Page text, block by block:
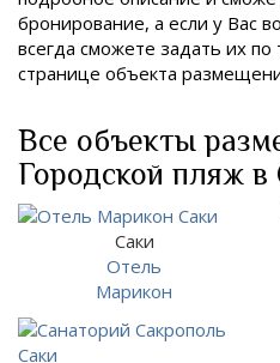
бронирование, а если у Вас
всегда сможете задать их
странице объекта
Все объекты
Городской пляж в
Саки
Отель
Марикон